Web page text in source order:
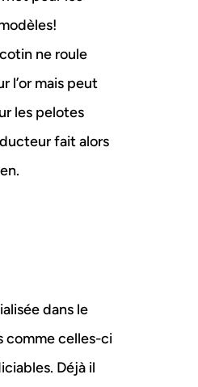
ne roule
l’or mais peut
les pelotes
fait alors
dans le
comme celles-ci
Déjà il